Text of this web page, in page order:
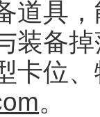
道具
装备
卡位
。